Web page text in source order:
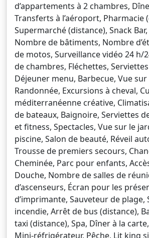
d’appartements à 2 chambres,
Transferts à l’aéroport, Pharmacie
Supermarché (distance), Snack
Nombre de bâtiments, Nombre
de motos, Surveillance vidéo 24 h/
de chambres, Fléchettes,
Déjeuner menu, Barbecue, Vue sur
Randonnée, Excursions à cheval,
méditerranéenne créative,
de bateaux, Baignoire, Serviettes
et fitness, Spectacles, Vue sur le
piscine, Salon de beauté, Réveil
Trousse de premiers secours,
Cheminée, Parc pour enfants,
Douche, Nombre de salles de
d’ascenseurs, Écran pour les
d’imprimante, Sauveteur de plage,
incendie, Arrêt de bus (distance),
taxi (distance), Spa, Dîner à la
Mini-réfrigérateur, Pêche, Lit king